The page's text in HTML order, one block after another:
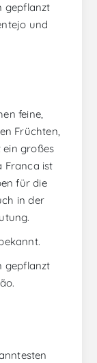
gepflanzt
und
feine,
Früchten,
ein großes
Franca ist
für die
in der
gepflanzt